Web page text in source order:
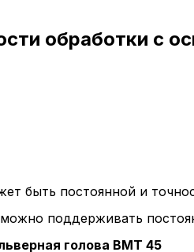
обработки с
быть постоянной и
поддерживать
голова BMT 45